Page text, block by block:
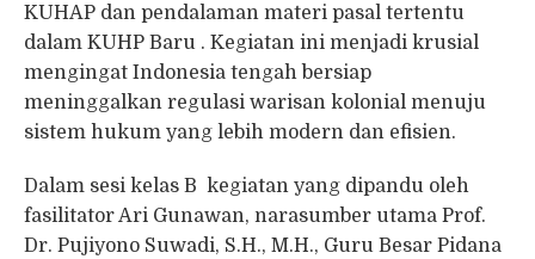
KUHAP dan pendalaman materi pasal tertentu
dalam KUHP Baru . Kegiatan ini menjadi krusial
mengingat Indonesia tengah bersiap
meninggalkan regulasi warisan kolonial menuju
sistem hukum yang lebih modern dan efisien.
Dalam sesi kelas B kegiatan yang dipandu oleh
fasilitator Ari Gunawan, narasumber utama Prof.
Dr. Pujiyono Suwadi, S.H., M.H., Guru Besar Pidana